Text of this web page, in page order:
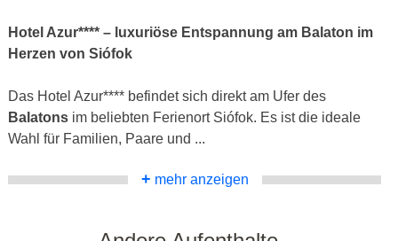
Hotel Azur**** – luxuriöse Entspannung am Balaton im
Herzen von Siófok
Das Hotel Azur**** befindet sich direkt am Ufer des
Balatons im beliebten Ferienort Siófok. Es ist die ideale
Wahl für Familien, Paare und ...
+ mehr anzeigen